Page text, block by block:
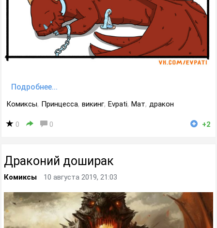
Подробнее...
Комиксы, Принцесса, викинг, Evpati, Мат, дракон
0 0 +2
Драконий доширак
Комиксы 10 августа 2019, 21:03